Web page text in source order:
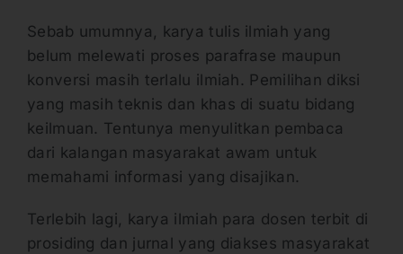
Sebab umumnya, karya tulis ilmiah yang
belum melewati proses parafrase maupun
konversi masih terlalu ilmiah. Pemilihan diksi
yang masih teknis dan khas di suatu bidang
keilmuan. Tentunya menyulitkan pembaca
dari kalangan masyarakat awam untuk
memahami informasi yang disajikan.
Terlebih lagi, karya ilmiah para dosen terbit di
prosiding dan jurnal yang diakses masyarakat